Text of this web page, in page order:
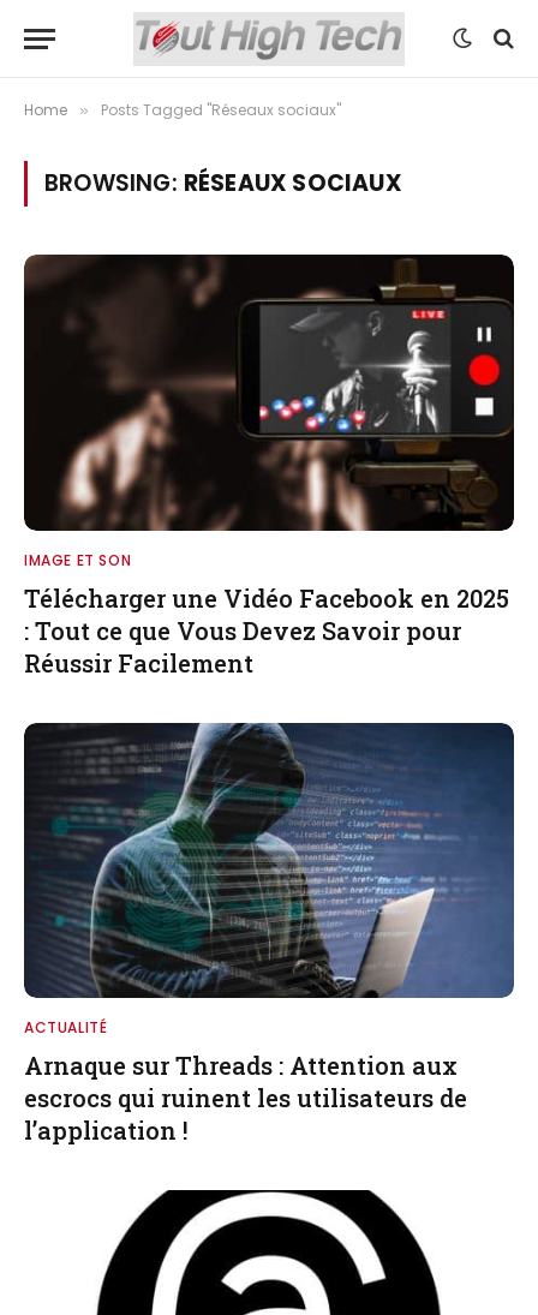
Home » Posts Tagged "Réseaux sociaux"
BROWSING: RÉSEAUX SOCIAUX
IMAGE ET SON
Télécharger une Vidéo Facebook en 2025
: Tout ce que Vous Devez Savoir pour
Réussir Facilement
ACTUALITÉ
Arnaque sur Threads : Attention aux
escrocs qui ruinent les utilisateurs de
l’application !